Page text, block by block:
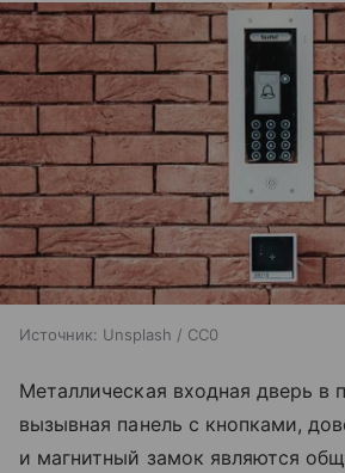
Источник: Unsplash / CC0
Металлическая входная дверь в
вызывная панель с кнопками,
и магнитный замок являются